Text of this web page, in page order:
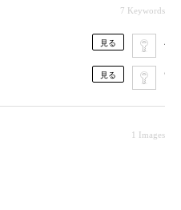
7 Keywords
見る
見る
1 Images